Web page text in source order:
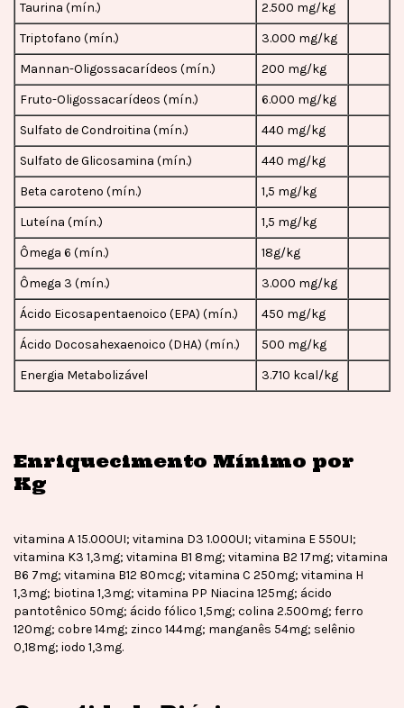
Taurina (mín.)
2.500 mg/kg
Triptofano (mín.)
3.000 mg/kg
Mannan-Oligossacarídeos (mín.)
200 mg/kg
Fruto-Oligossacarídeos (mín.)
6.000 mg/kg
Sulfato de Condroitina (mín.)
440 mg/kg
Sulfato de Glicosamina (mín.)
440 mg/kg
Beta caroteno (mín.)
1,5 mg/kg
Luteína (mín.)
1,5 mg/kg
Ômega 6 (mín.)
18g/kg
Ômega 3 (mín.)
3.000 mg/kg
Ácido Eicosapentaenoico (EPA) (mín.)
450 mg/kg
Ácido Docosahexaenoico (DHA) (mín.)
500 mg/kg
Energia Metabolizável
3.710 kcal/kg
Enriquecimento Mínimo por
Kg
vitamina A 15.000UI; vitamina D3 1.000UI; vitamina E 550UI;
vitamina K3 1,3mg; vitamina B1 8mg; vitamina B2 17mg; vitamina
B6 7mg; vitamina B12 80mcg; vitamina C 250mg; vitamina H
1,3mg; biotina 1,3mg; vitamina PP Niacina 125mg; ácido
pantotênico 50mg; ácido fólico 1,5mg; colina 2.500mg; ferro
120mg; cobre 14mg; zinco 144mg; manganês 54mg; selênio
0,18mg; iodo 1,3mg.